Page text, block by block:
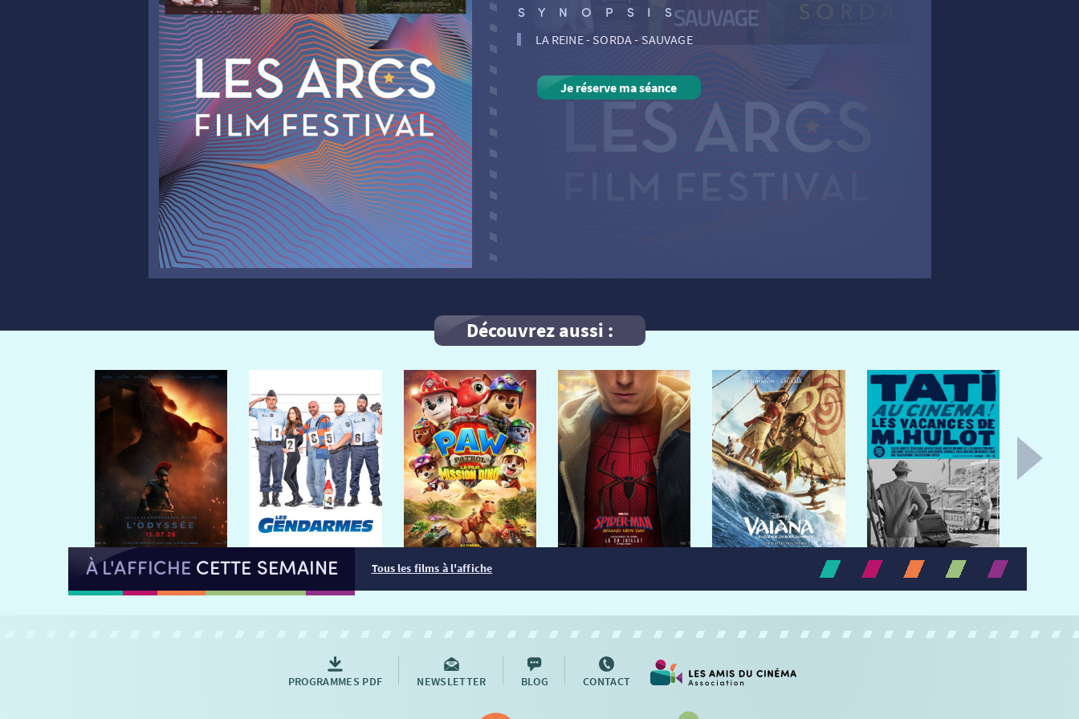
SYNOPSIS
LA REINE - SORDA - SAUVAGE
Je réserve ma séance
Découvrez aussi :
À L'AFFICHE CETTE SEMAINE Tous les films à l'affiche
PROGRAMMES PDF NEWSLETTER BLOG CONTACT